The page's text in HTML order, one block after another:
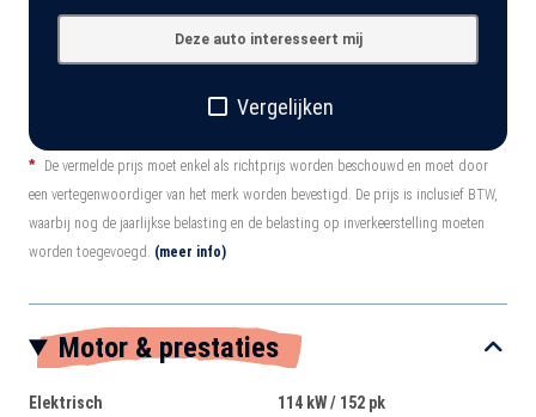
Deze auto interesseert mij
Vergelijken
*
De vermelde prijs moet enkel als richtprijs worden beschouwd en moet door
een vertegenwoordiger van het merk worden bevestigd. De prijs is inclusief BTW,
waarbij nog de jaarlijkse belasting en de belasting op inverkeerstelling moeten
worden toegevoegd. (meer info)
Motor & prestaties
Elektrisch 114 kW / 152 pk